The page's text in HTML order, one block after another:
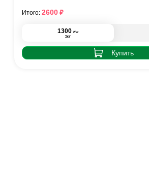
1300 ₽/кг
2кг
Купить
Итого: 2600₽